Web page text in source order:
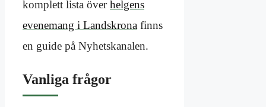
komplett lista överhelgens
evenemang i Landskrona finns
en guide på Nyhetskanalen.
Vanliga frågor